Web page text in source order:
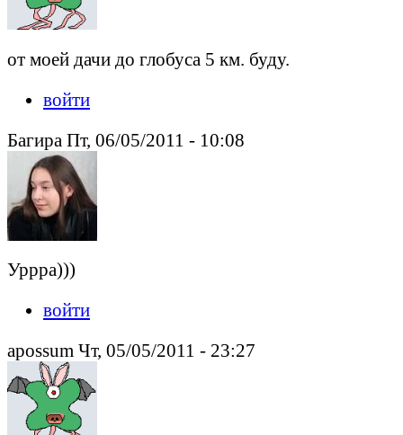
от моей дачи до глобуса 5 км. буду.
войти
Багира Пт, 06/05/2011 - 10:08
Уррра)))
войти
apossum Чт, 05/05/2011 - 23:27